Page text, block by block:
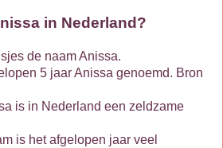
in Nederland?
de naam Anissa.
5 jaar Anissa genoemd. Bron
is in Nederland een zeldzame
is het afgelopen jaar veel